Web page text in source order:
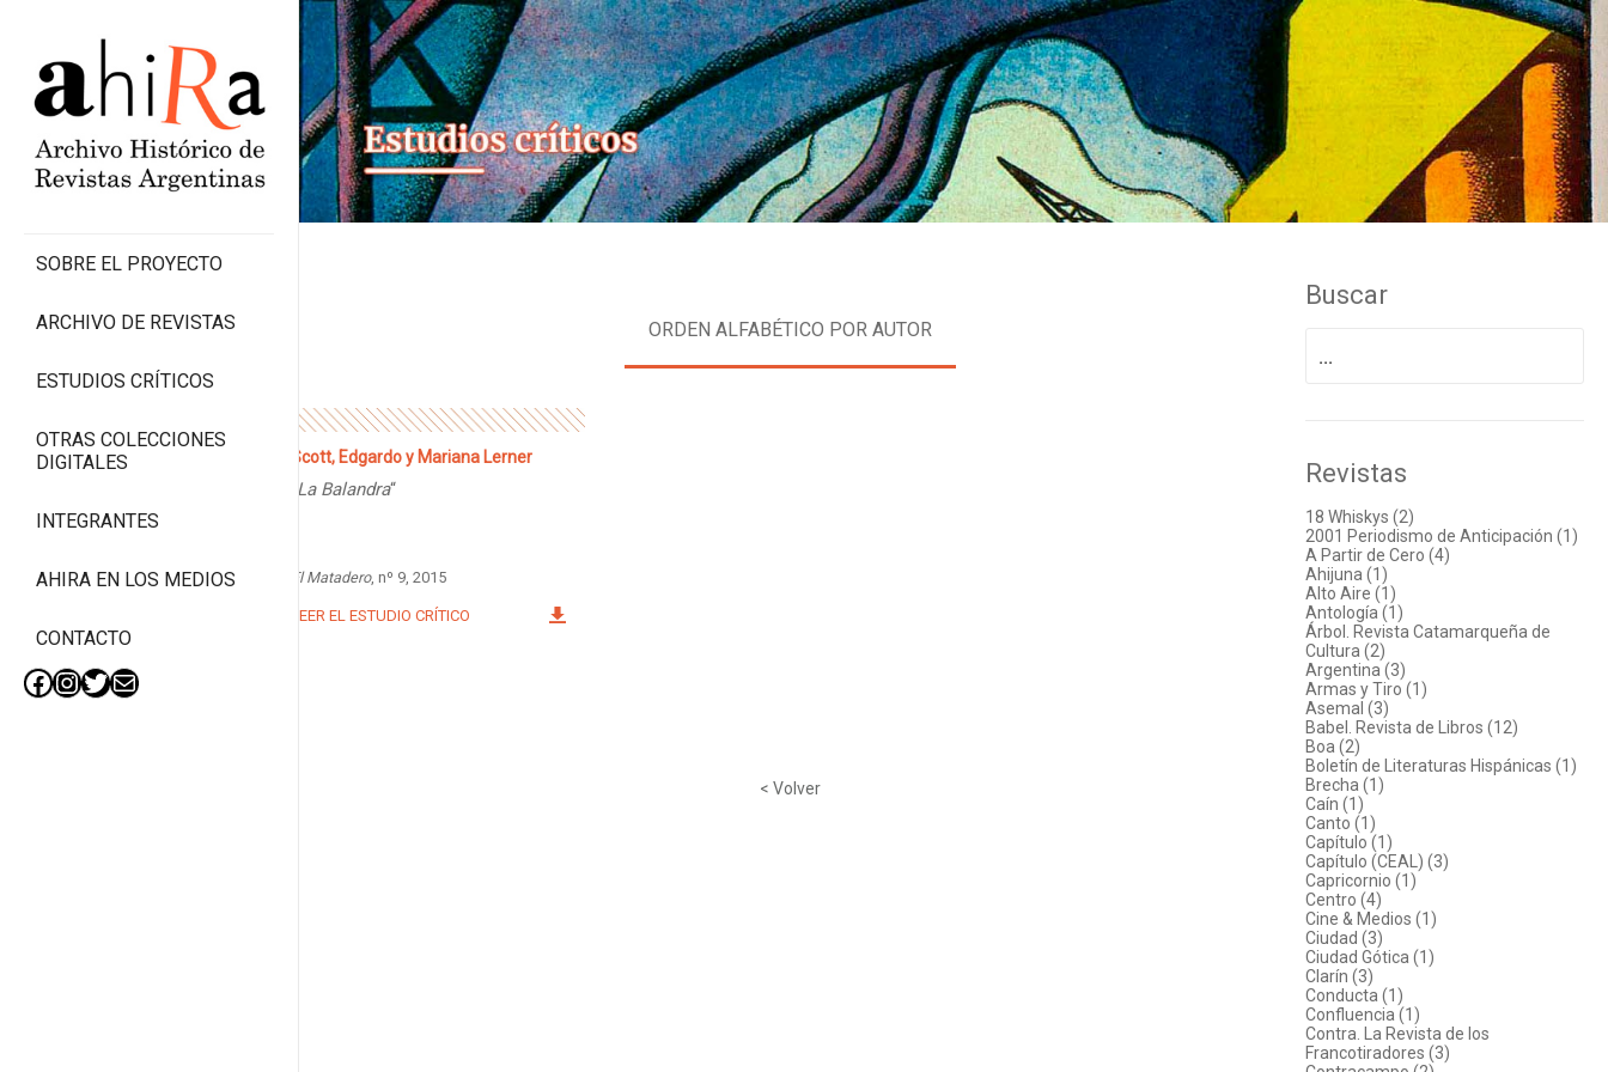
Skip
to
content
SOBRE EL PROYECTO
ARCHIVO DE REVISTAS
ESTUDIOS CRÍTICOS
OTRAS COLECCIONES
DIGITALES
INTEGRANTES
AHIRA EN LOS MEDIOS
CONTACTO
Facebook
Instagram
Twitter
Mail
ORDEN ALFABÉTICO POR AUTOR
Scott, Edgardo y Mariana Lerner
La Balandra“
El Matadero, nº 9, 2015
LEER EL ESTUDIO CRÍTICO
< Volver
Buscar
Revistas
18 Whiskys (2)
2001 Periodismo de Anticipación (1)
A Partir de Cero (4)
Ahijuna (1)
Alto Aire (1)
Antología (1)
Árbol. Revista Catamarqueña de
Cultura (2)
Argentina (3)
Armas y Tiro (1)
Asemal (3)
Babel. Revista de Libros (12)
Boa (2)
Boletín de Literaturas Hispánicas (1)
Brecha (1)
Caín (1)
Canto (1)
Capítulo (1)
Capítulo (CEAL) (3)
Capricornio (1)
Centro (4)
Cine & Medios (1)
Ciudad (3)
Ciudad Gótica (1)
Clarín (3)
Conducta (1)
Confluencia (1)
Contra. La Revista de los
Francotiradores (3)